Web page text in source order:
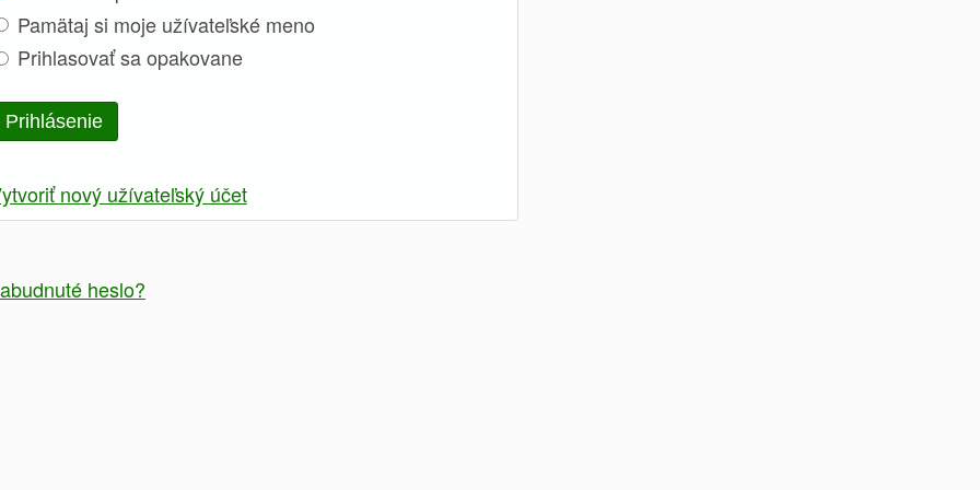
Pamätaj si moje užívateľské meno
Prihlasovať sa opakovane
Prihlásenie
nový užívateľský účet
heslo?